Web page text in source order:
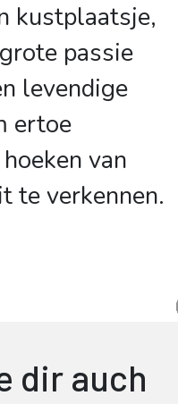
kustplaatsje,
passie
levendige
ertoe
van
te verkennen.
dir auch